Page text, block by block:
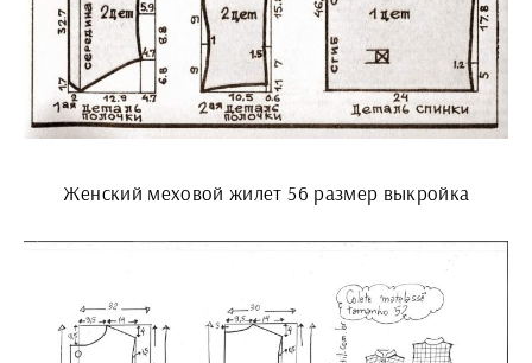
Женский меховой жилет 56 размер выкройка